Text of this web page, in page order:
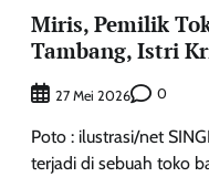
Miris, Pemilik
Tambang, Istri
27 Mei 2026 0
Poto : ilustrasi/net
terjadi di sebuah toko